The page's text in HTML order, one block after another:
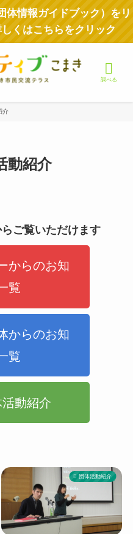
体情報ガイドブック）をリ
くはこちらをクリック
調べる
介
動紹介
ご覧いただけます
からのお知
覧
からのお知
覧
動紹介
団体活動紹介